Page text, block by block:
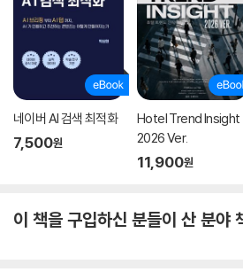
네이버 AI 검색 최적화
7,500원
Hotel Trend Insight
2026 Ver.
11,900원
이 책을 구입하신 분들이 산 분야